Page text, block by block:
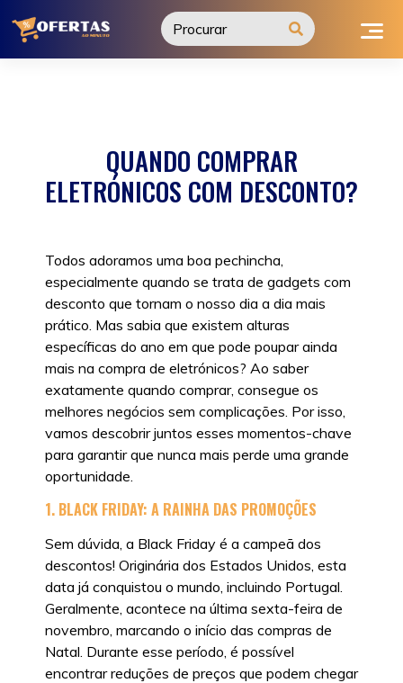
para
QUANDO COMPRAR
ELETRÓNICOS COM DESCONTO?
Todos adoramos uma boa pechincha,
especialmente quando se trata de gadgets com
desconto que tornam o nosso dia a dia mais
prático. Mas sabia que existem alturas
específicas do ano em que pode poupar ainda
mais na compra de eletrónicos? Ao saber
exatamente quando comprar, consegue os
melhores negócios sem complicações. Por isso,
vamos descobrir juntos esses momentos-chave
para garantir que nunca mais perde uma grande
oportunidade.
1. BLACK FRIDAY: A RAINHA DAS PROMOÇÕES
Sem dúvida, a Black Friday é a campeã dos
descontos! Originária dos Estados Unidos, esta
data já conquistou o mundo, incluindo Portugal.
Geralmente, acontece na última sexta-feira de
novembro, marcando o início das compras de
Natal. Durante esse período, é possível
encontrar reduções de preços que podem chegar